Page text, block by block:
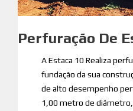
Perfuração De
A Estaca 10 Realiza
fundação da sua
de alto desempenho
1,00 metro de